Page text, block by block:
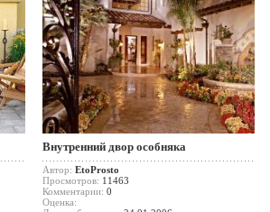
Внутренний двор особняка
Автор: EtoProsto
Просмотров: 11463
Комментарии: 0
Оценка: